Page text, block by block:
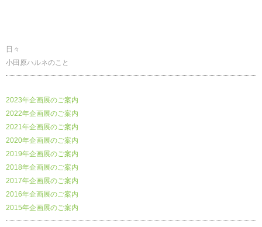
日々
小田原ハルネのこと
2023年企画展のご案内
2022年企画展のご案内
2021年企画展のご案内
2020年企画展のご案内
2019年企画展のご案内
2018年企画展のご案内
2017年企画展のご案内
2016年企画展のご案内
2015年企画展のご案内